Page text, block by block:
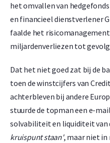
het omvallen van
en financieel dienstverlener
faalde het
miljardenverliezen tot
Dat het niet goed zat bij de
toen de winstcijfers van
achterbleven bij andere
stuurde de topman een e-
solvabiliteit en liquiditeit van
kruispunt staan', maar niet in